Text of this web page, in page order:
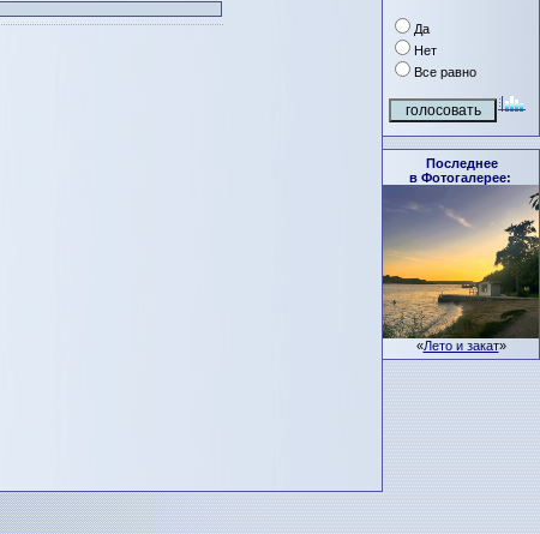
Да
Нет
Все равно
Последнее
в Фотогалерее:
«Лето и закат»